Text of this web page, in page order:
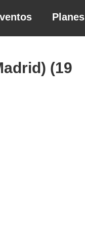
Planes
(19